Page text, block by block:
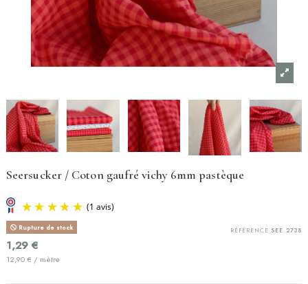
Seersucker / Coton gaufré vichy 6mm pastèque
RÉFÉRENCE SEE.2738
Rupture de stock
1,29 €
12,90 € / mètre